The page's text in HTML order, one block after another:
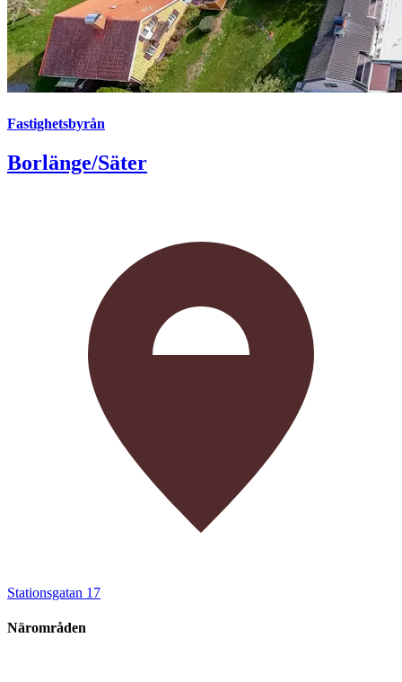
Fastighetsbyrån
Borlänge/Säter
Stationsgatan 17
Närområden